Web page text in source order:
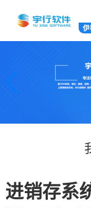
伊
进销存系